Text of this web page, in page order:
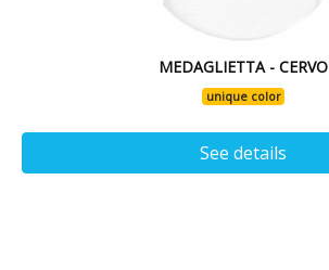
MEDAGLIETTA - CERVO
unique color
See details